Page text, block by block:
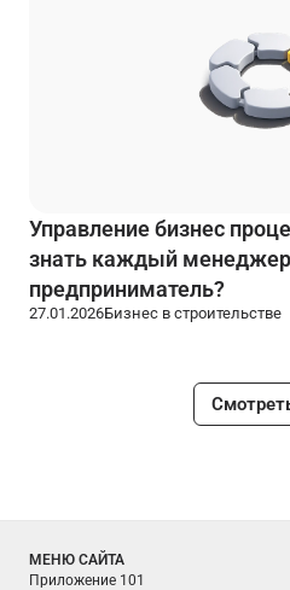
Управление бизнес
знать каждый
предприниматель?
27.01.2026Бизнес в строительстве
МЕНЮ САЙТА
Приложение 101